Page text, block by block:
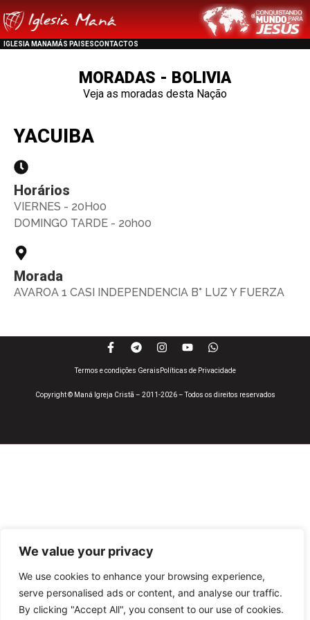
We value your privacy
We use cookies to enhance your browsing experience,
serve personalised ads or content, and analyse our traffic.
By clicking "Accept All", you consent to our use of cookies.
IGLESIA MANAMÁS PAISESCONTACTOS
MORADAS - BOLIVIA
Veja as moradas desta Nação
YACUIBA
Horários
VIERNES - 20H00
DOMINGO TARDE - 20h00
Morada
AVAROA 1 CASI INDEPENDENCIA B° LUZ Y FUERZA
Copyright © Maná Igreja Cristã – 2011-2026 – Todos os direitos reservados
Termos e condições Gerais Políticas de Privacidade